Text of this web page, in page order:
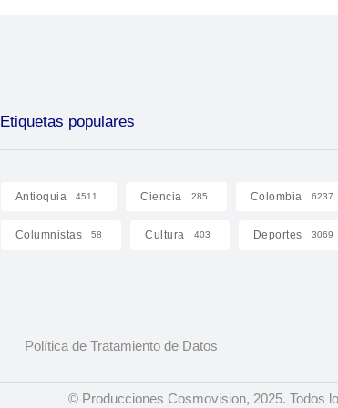
Etiquetas populares
Antioquia 4511 Ciencia 285 Colombia 6237
Columnistas 58 Cultura 403 Deportes 3069
Política de Tratamiento de Datos
© Producciones Cosmovision, 2025. Todos